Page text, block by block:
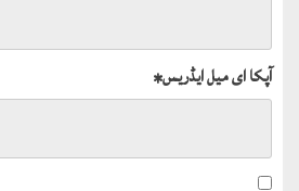
آپکا ای میل ایڈریس*